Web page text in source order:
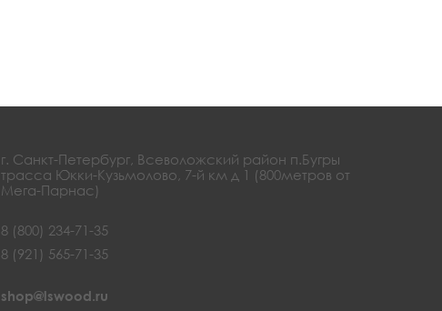
г. Санкт-Петербург, Всеволожский район п.Бугры
трасса Юкки-Кузьмолово, 7-й км д 1 (800метров от
Мега-Парнас)
8 (800) 234-71-35
8 (921) 565-71-35
shop@lswood.ru